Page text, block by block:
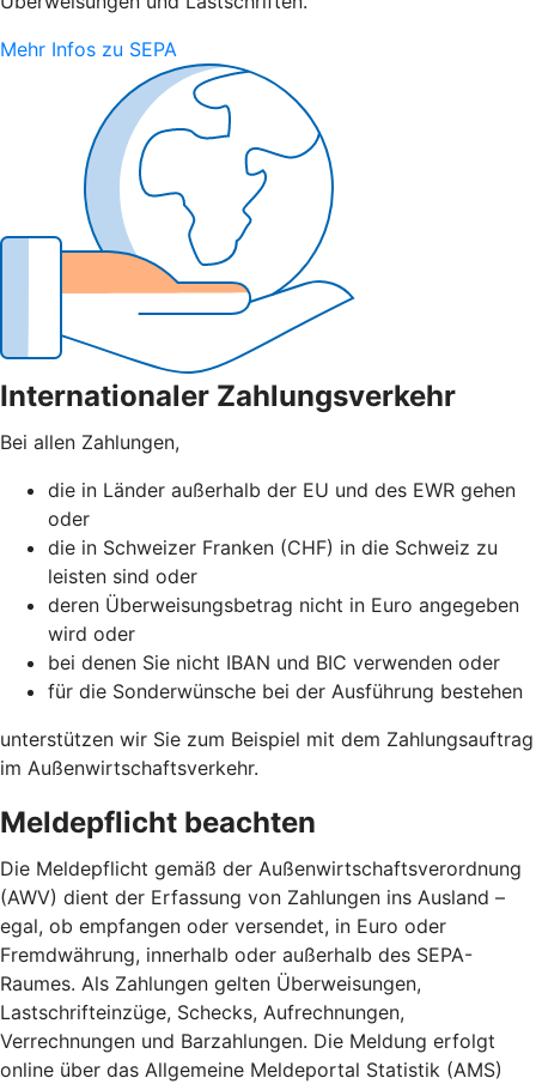
Mehr Infos zu SEPA
Internationaler Zahlungsverkehr
Bei allen Zahlungen,
die in Länder außerhalb der EU und des EWR gehen
oder
die in Schweizer Franken (CHF) in die Schweiz zu
leisten sind oder
deren Überweisungsbetrag nicht in Euro angegeben
wird oder
bei denen Sie nicht IBAN und BIC verwenden oder
für die Sonderwünsche bei der Ausführung bestehen
unterstützen wir Sie zum Beispiel mit dem Zahlungsauftrag
im Außenwirtschaftsverkehr.
Meldepflicht beachten
Die Meldepflicht gemäß der Außenwirtschaftsverordnung
(AWV) dient der Erfassung von Zahlungen ins Ausland –
egal, ob empfangen oder versendet, in Euro oder
Fremdwährung, innerhalb oder außerhalb des SEPA-
Raumes. Als Zahlungen gelten Überweisungen,
Lastschrifteinzüge, Schecks, Aufrechnungen,
Verrechnungen und Barzahlungen. Die Meldung erfolgt
online über das Allgemeine Meldeportal Statistik (AMS)